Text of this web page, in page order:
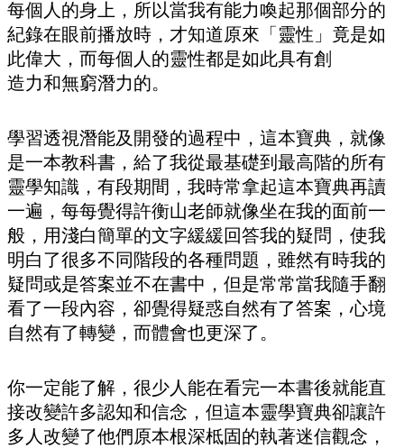
每個人的身上，所以當我有能力喚起那個部分的
紀錄在眼前播放時，才知道原來「靈性」竟是如
此偉大，而每個人的靈性都是如此具有創
造力和無窮潛力的。
學習透視潛能及開發的過程中，這本寶典，就像
是一本教科書，給了我從最基礎到最高階的所有
靈學知識，有段期間，我時常拿起這本寶典再讀
一遍，每每覺得許衡山老師就像坐在我的面前一
般，用淺白簡單的文字緩緩回答我的疑問，使我
明白了很多不同階段的各種問題，雖然有時我的
疑問或是答案並不在書中，但是常常當我隨手翻
看了一段內容，卻覺得疑惑自然有了答案，心境
自然有了轉變，而體會也更深了。
你一定能了解，很少人能在看完一本書後就能直
接改變許多認知和信念，但這本靈學寶典卻讓許
多人改變了他們原本根深柢固的執著迷信觀念，